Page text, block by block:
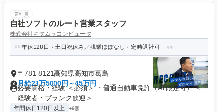
正社員
自社ソフトのルート営業スタッフ
株式会社キタムラコンピュータ
年休128日・土日祝休み／残業ほぼなし・定時退社可！
〒781-8121高知県高知市葛島
月給23万5000円～45万円
必要資格・経験 ＜必須＞ ・普通自動車免許（AT限定可） ＜
経験者・ブランク歓迎＞...
年間休日120日以上 +6個